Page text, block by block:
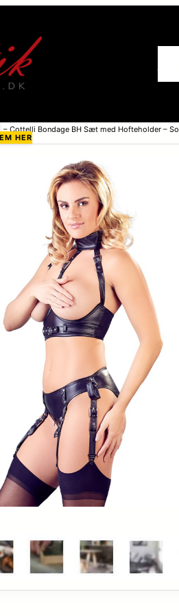
–Cottelli Bondage BH Sæt med Hofteholder –
HER